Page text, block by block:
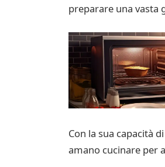
preparare una vasta
Con la sua capacità
amano cucinare per